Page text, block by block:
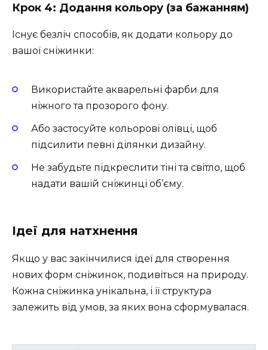
Крок 4: Додання кольору (за бажанням)
Існує безліч способів, як додати кольору до
вашої сніжинки:
Використайте акварельні фарби для
ніжного та прозорого фону.
Або застосуйте кольорові олівці, щоб
підсилити певні ділянки дизайну.
Не забудьте підкреслити тіні та світло, щоб
надати вашій сніжинці об’єму.
Ідеї для натхнення
Якщо у вас закінчилися ідеї для створення
нових форм сніжинок, подивіться на природу.
Кожна сніжинка унікальна, і її структура
залежить від умов, за яких вона сформувалася.